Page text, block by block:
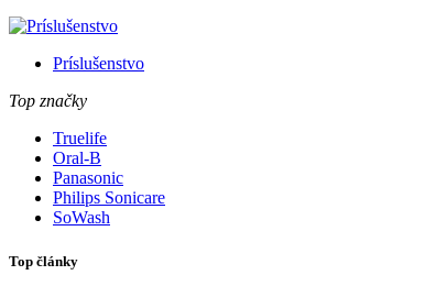
Príslušenstvo
Top značky
Truelife
Oral-B
Panasonic
Philips Sonicare
SoWash
Top články